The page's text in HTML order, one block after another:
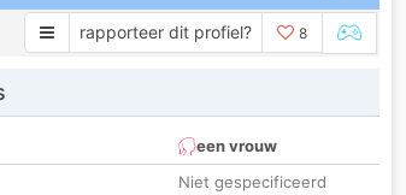
rapporteer dit profiel? 8
een vrouw
Niet gespecificeerd